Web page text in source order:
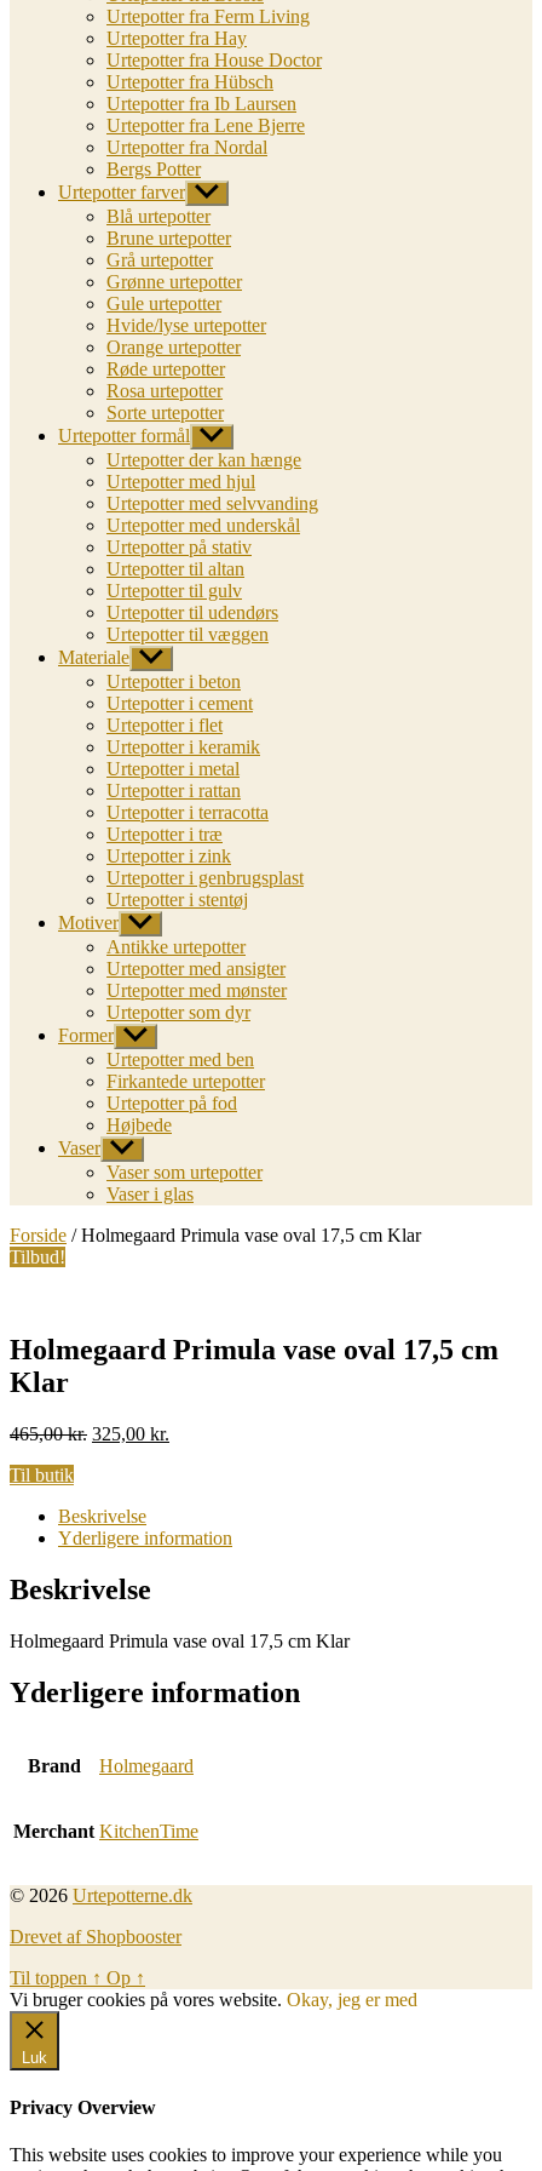
Urtepotter fra Ferm Living
Urtepotter fra Hay
Urtepotter fra House Doctor
Urtepotter fra Hübsch
Urtepotter fra Ib Laursen
Urtepotter fra Lene Bjerre
Urtepotter fra Nordal
Bergs Potter
Urtepotter farver Vis
undermenu
Blå urtepotter
Brune urtepotter
Grå urtepotter
Grønne urtepotter
Gule urtepotter
Hvide/lyse urtepotter
Orange urtepotter
Røde urtepotter
Rosa urtepotter
Sorte urtepotter
Urtepotter formål Vis
undermenu
Urtepotter der kan hænge
Urtepotter med hjul
Urtepotter med selvvanding
Urtepotter med underskål
Urtepotter på stativ
Urtepotter til altan
Urtepotter til gulv
Urtepotter til udendørs
Urtepotter til væggen
Materiale Vis
undermenu
Urtepotter i beton
Urtepotter i cement
Urtepotter i flet
Urtepotter i keramik
Urtepotter i metal
Urtepotter i rattan
Urtepotter i terracotta
Urtepotter i træ
Urtepotter i zink
Urtepotter i genbrugsplast
Urtepotter i stentøj
Motiver Vis
undermenu
Antikke urtepotter
Urtepotter med ansigter
Urtepotter med mønster
Urtepotter som dyr
Former Vis
undermenu
Urtepotter med ben
Firkantede urtepotter
Urtepotter på fod
Højbede
Vaser Vis
undermenu
Vaser som urtepotter
Vaser i glas
Forside / Holmegaard Primula vase oval 17,5 cm Klar
Tilbud!
Holmegaard Primula vase oval 17,5 cm
Klar
465,00kr. Original
325,00 kr.
Til butik
Beskrivelse
Yderligere information
Beskrivelse
Holmegaard Primula vase oval 17,5 cm Klar
Yderligere information
Brand Holmegaard
Merchant KitchenTime
© 2026 Urtepotterne.dk
Drevet af Shopbooster
Til toppen ↑ Op ↑
Vi bruger cookies på vores website. Okay, jeg er med
Luk
Privacy Overview
This website uses cookies to improve your experience while you